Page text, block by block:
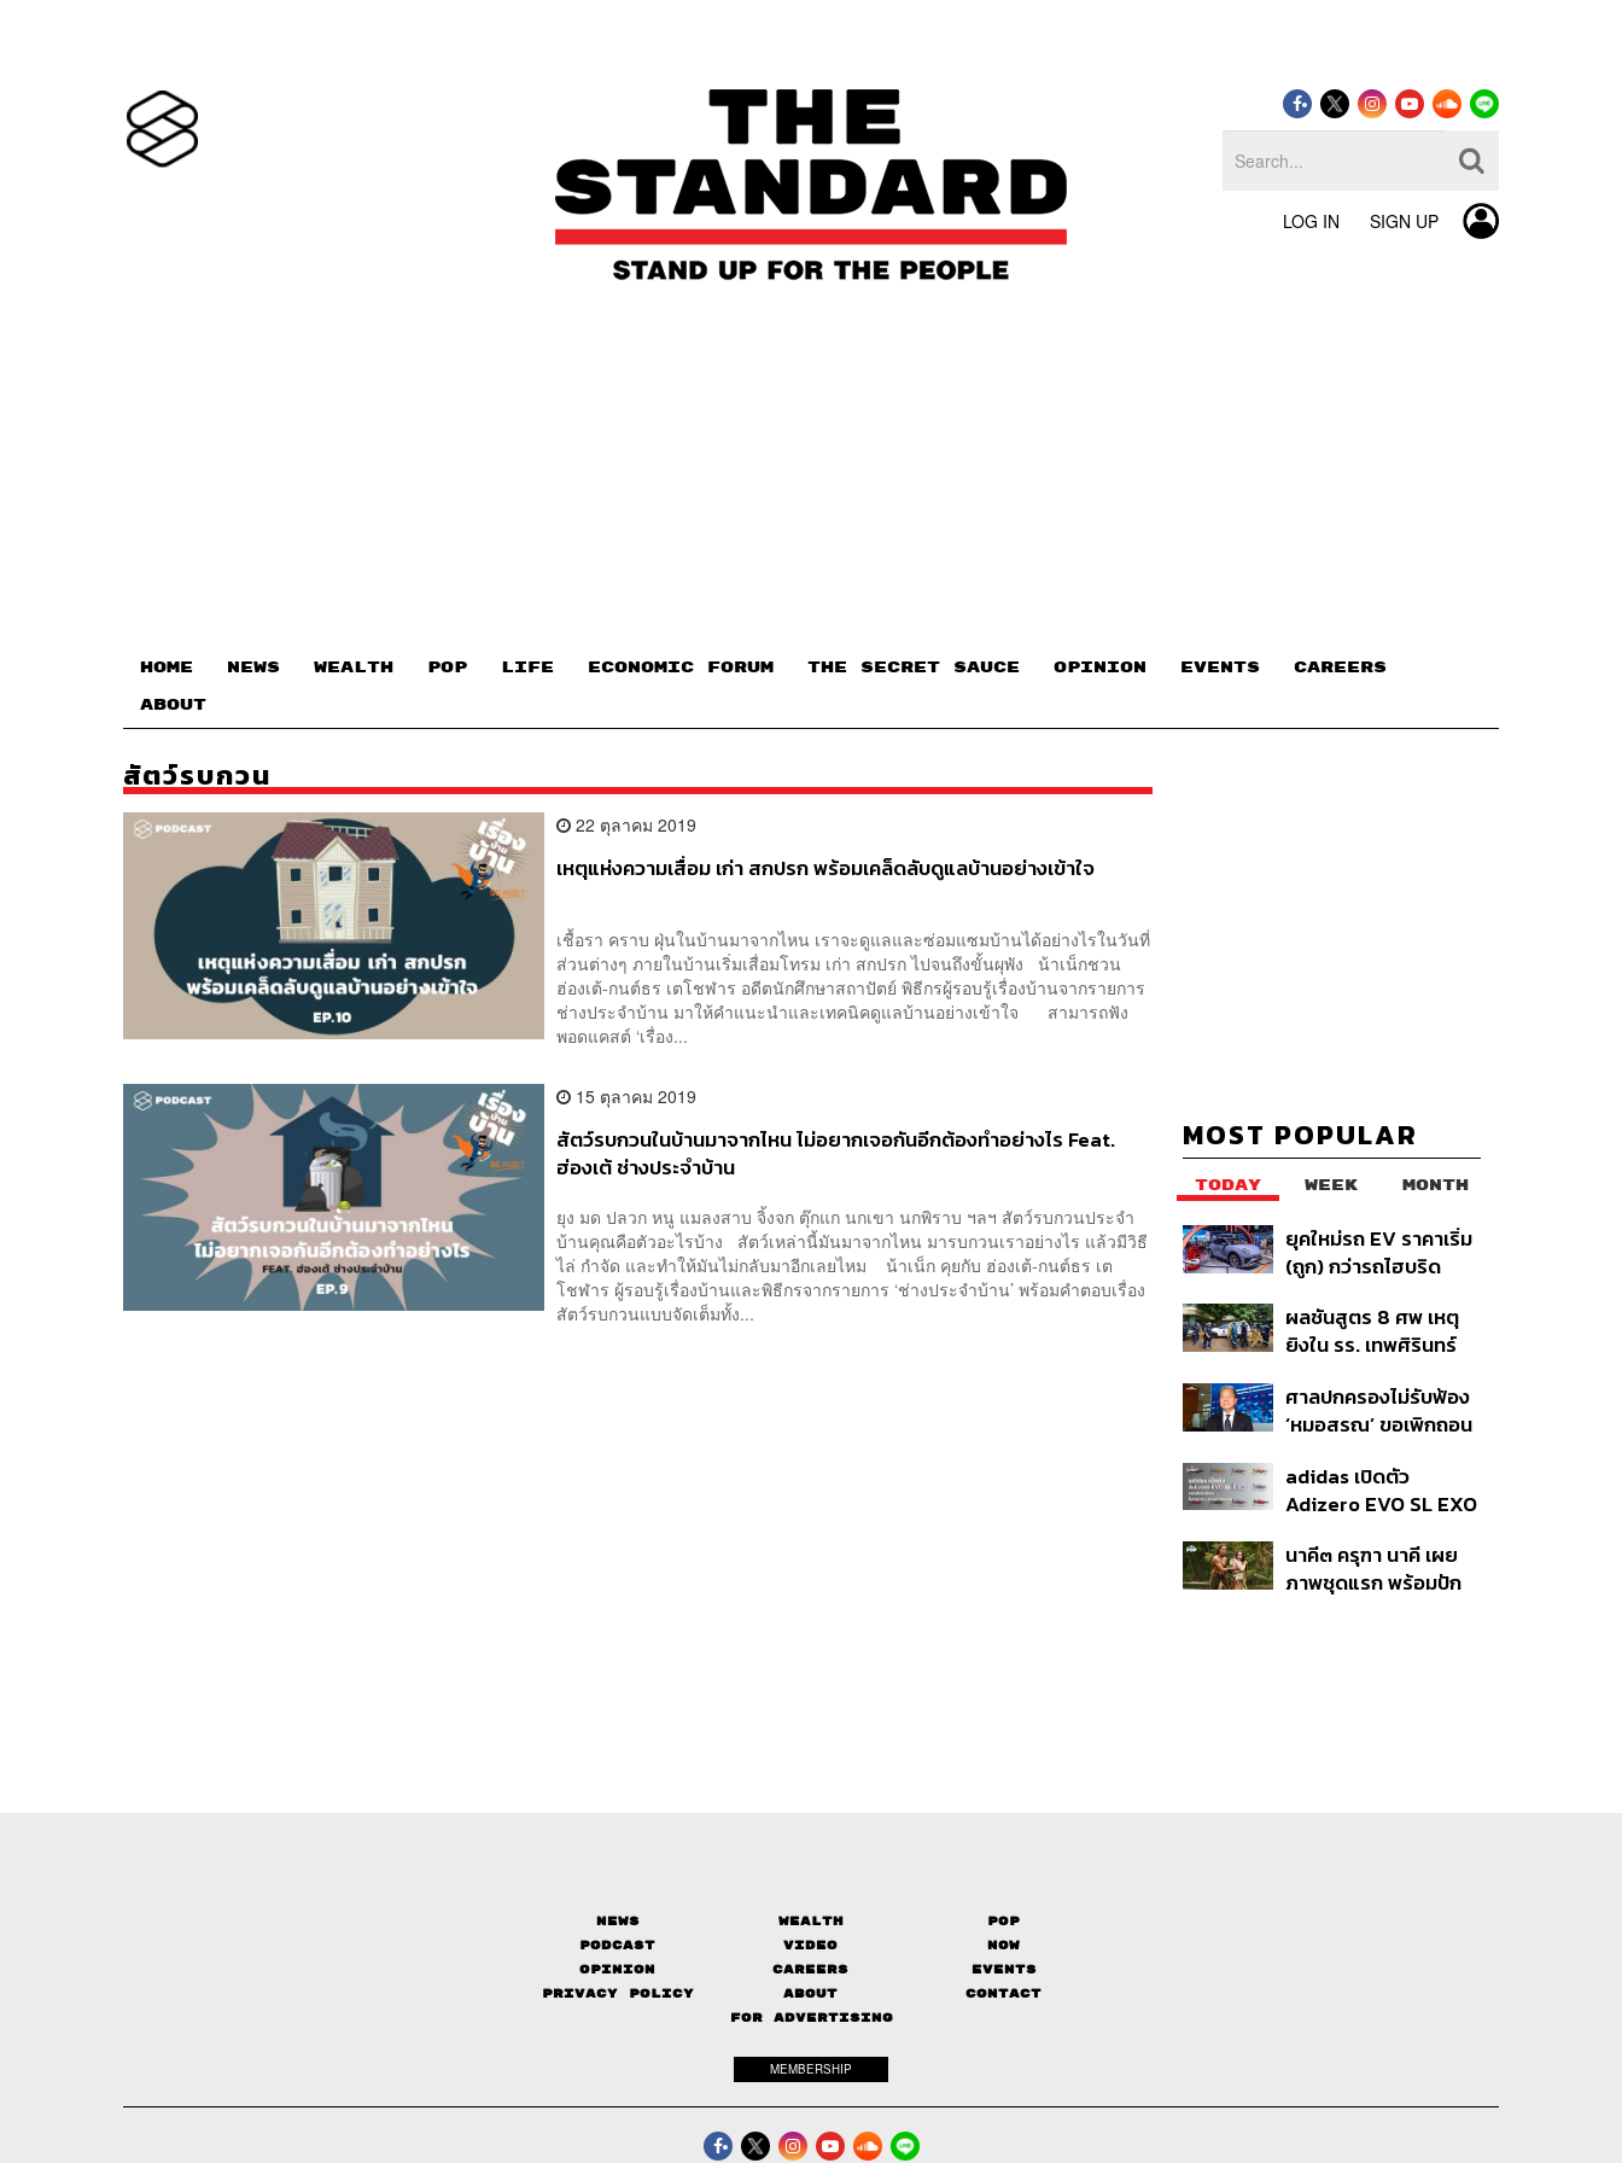
LOG IN SIGN UP
HOME NEWS WEALTH POP LIFE ECONOMIC FORUM THE SECRET SAUCE​ OPINION EVENTS CAREERS
ABOUT
สัตว์รบกวน
22 ตุลาคม 2019
เหตุแห่งความเสื่อม เก่า สกปรก พร้อมเคล็ดลับดูแลบ้านอย่างเข้าใจ
เชื้อรา คราบ ฝุ่นในบ้านมาจากไหน เราจะดูแลและซ่อมแซมบ้านได้อย่างไรในวันที่
ส่วนต่างๆ ภายในบ้านเริ่มเสื่อมโทรม เก่า สกปรก ไปจนถึงขั้นผุพัง น้าเน็กชวน
ฮ่องเต้-กนต์ธร เตโชฬาร อดีตนักศึกษาสถาปัตย์ พิธีกรผู้รอบรู้เรื่องบ้านจากรายการ
ช่างประจำบ้าน มาให้คำแนะนำและเทคนิคดูแลบ้านอย่างเข้าใจ สามารถฟัง
พอดแคสต์ ‘เรื่อง...
15 ตุลาคม 2019
สัตว์รบกวนในบ้านมาจากไหน ไม่อยากเจอกันอีกต้องทำอย่างไร Feat.
ฮ่องเต้ ช่างประจำบ้าน
ยุง มด ปลวก หนู แมลงสาบ จิ้งจก ตุ๊กแก นกเขา นกพิราบ ฯลฯ สัตว์รบกวนประจำ
บ้านคุณคือตัวอะไรบ้าง สัตว์เหล่านี้มันมาจากไหน มารบกวนเราอย่างไร แล้วมีวิธี
ไล่ กำจัด และทำให้มันไม่กลับมาอีกเลยไหม น้าเน็ก คุยกับ ฮ่องเต้-กนต์ธร เต
โชฬาร ผู้รอบรู้เรื่องบ้านและพิธีกรจากรายการ ‘ช่างประจำบ้าน’ พร้อมคำตอบเรื่อง
สัตว์รบกวนแบบจัดเต็มทั้ง...
MOST POPULAR
TODAY WEEK MONTH
ยุคใหม่รถ EV ราคาเริ่ม
(ถูก) กว่ารถไฮบริด
ลง - จีนแห่บุกตลาดเกิด
ใหม่
ผลชันสูตร 8 ศพ เหตุ
ยิงใน รร. เทพศิรินทร์
จุดสำคัญ ‘ศีรษะ-
หน้าอก’ ครูถูกยิง 4 นัด
ศาลปกครองไม่รับฟ้อง
‘หมอสรณ’ ขอเพิกถอน
ไม่ใช่ผู้เดือดร้อนเสีย
หาย
adidas เปิดตัว
Adizero EVO SL EXO
ฤดูกาล College
Football
นาคี๓ ครุฑา นาคี เผย
ภาพชุดแรก พร้อมปัก
News Wealth
Pop
Podcast
Video
Now
Opinion
Careers
Events
Privacy Policy
About
Contact
FOR ADVERTISING
MEMBERSHIP